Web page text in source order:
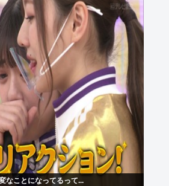
なことになってるって...